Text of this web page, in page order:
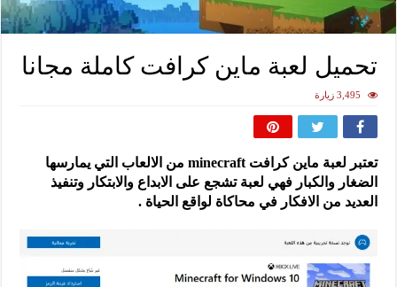
تحميل لعبة ماين كرافت كاملة مجانا
3,495 زيارة
تعتبر لعبة ماين كرافت minecraft من الالعاب التي يمارسها
الضغار والكبار فهي لعبة تشجع على الابداع والابتكار وتنفيذ
العديد من الافكار في محاكاة لواقع الحياة .